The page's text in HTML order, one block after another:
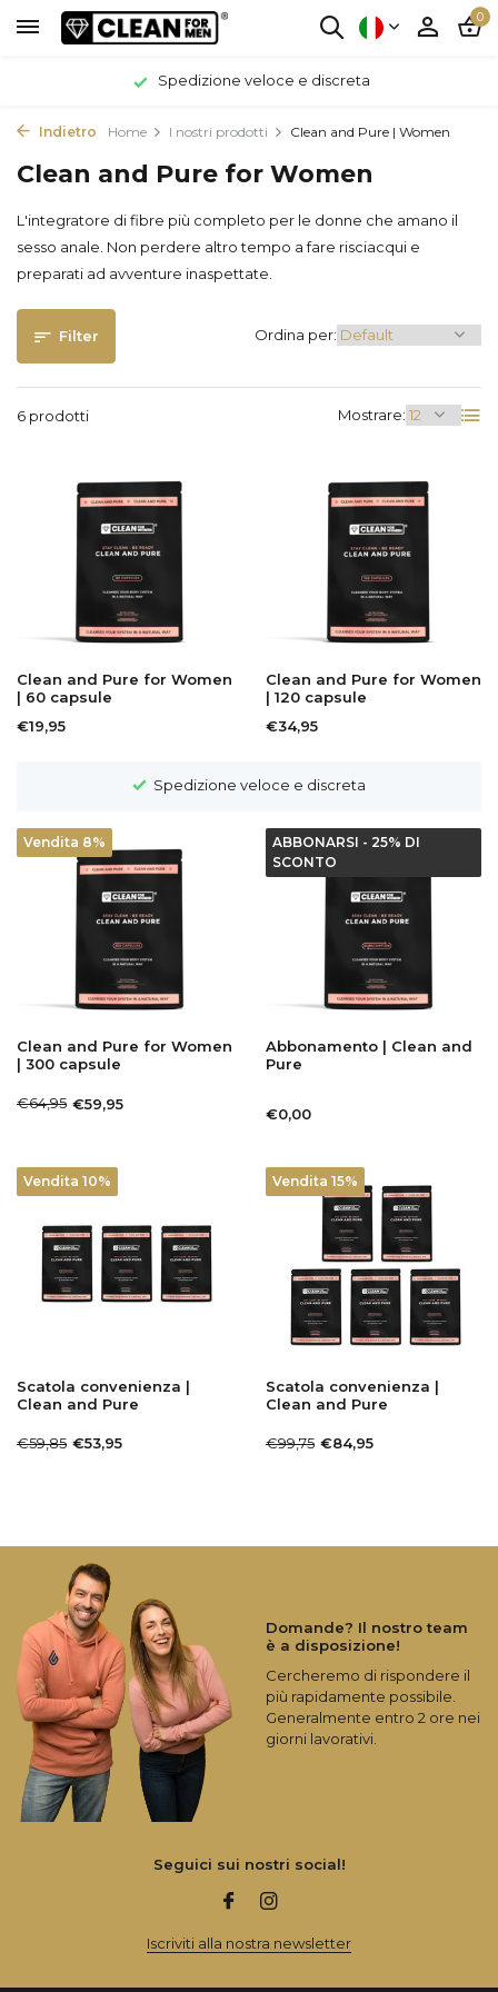
0
Spedizione veloce e discreta
Indietro Home I nostri prodotti Clean and Pure | Women
Clean and Pure for Women
L'integratore di fibre più completo per le donne che amano il
sesso anale. Non perdere altro tempo a fare risciacqui e
preparati ad avventure inaspettate.
Filter
6 prodotti Mostrare:
Ordina per:
Clean and Pure for Women
| 60 capsule
€19,95
Clean and Pure for Women
| 120 capsule
€34,95
Spedizione veloce e discreta
Vendita 8%
Clean and Pure for Women
| 300 capsule
€64,95 €59,95
ABBONARSI - 25% DI
SCONTO
Abbonamento | Clean and
Pure
€0,00
Vendita 10%
Scatola convenienza |
Clean and Pure
€59,85 €53,95
Vendita 15%
Scatola convenienza |
Clean and Pure
€99,75 €84,95
Domande? Il nostro team
è a disposizione!
Cercheremo di rispondere il
più rapidamente possibile.
Generalmente entro 2 ore nei
giorni lavorativi.
Seguici sui nostri social!
Iscriviti alla nostra newsletter